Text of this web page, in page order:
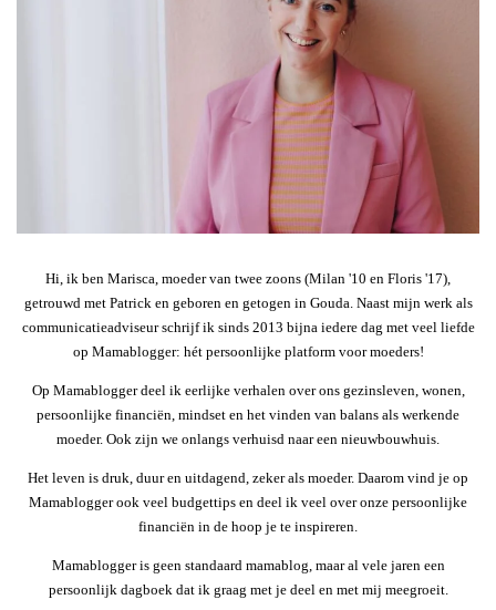
Hi, ik ben Marisca, moeder van twee zoons (Milan '10 en Floris '17),
getrouwd met Patrick en geboren en getogen in Gouda. Naast mijn werk als
communicatieadviseur schrijf ik sinds 2013 bijna iedere dag met veel liefde
op Mamablogger: hét persoonlijke platform voor moeders!
Op Mamablogger deel ik eerlijke verhalen over ons gezinsleven, wonen,
persoonlijke financiën, mindset en het vinden van balans als werkende
moeder. Ook zijn we onlangs verhuisd naar een nieuwbouwhuis.
Het leven is druk, duur en uitdagend, zeker als moeder. Daarom vind je op
Mamablogger ook veel budgettips en deel ik veel over onze persoonlijke
financiën in de hoop je te inspireren.
Mamablogger is geen standaard mamablog, maar al vele jaren een
persoonlijk dagboek dat ik graag met je deel en met mij meegroeit.